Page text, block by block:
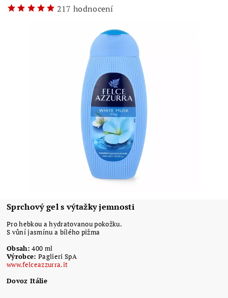
217 hodnocení
Sprchový gel s výtažky jemnosti
Pro hebkou a hydratovanou pokožku.
S vůní jasmínu a bílého pižma
Obsah:400 ml
Výrobce: Paglieri SpA
www.felceazzurra.it
Dovoz Itálie